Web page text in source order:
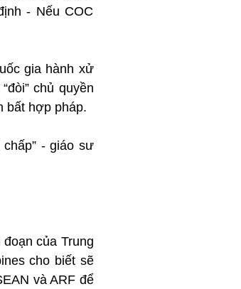
- Nếu COC
gia hành xử
chủ quyền
bất hợp pháp.
- giáo sư
của Trung
cho biết sẽ
và ARF để